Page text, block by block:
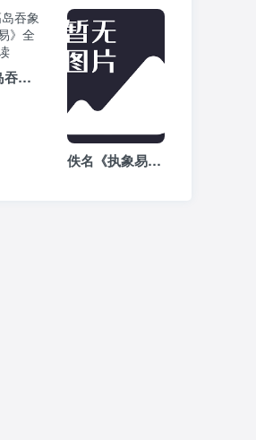
[日本]高岛吞象《高岛断易》全文阅读
佚名《执象易注》-周易白话文注解全文在线阅读